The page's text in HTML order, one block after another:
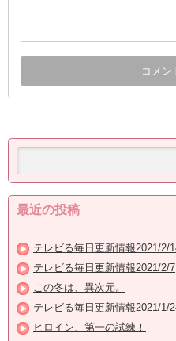
最近の投稿
テレビる毎日更新情報2021/2/
テレビる毎日更新情報2021/2/7
この冬は、異次元。
テレビる毎日更新情報2021/1/
ヒロイン、第一の試練！